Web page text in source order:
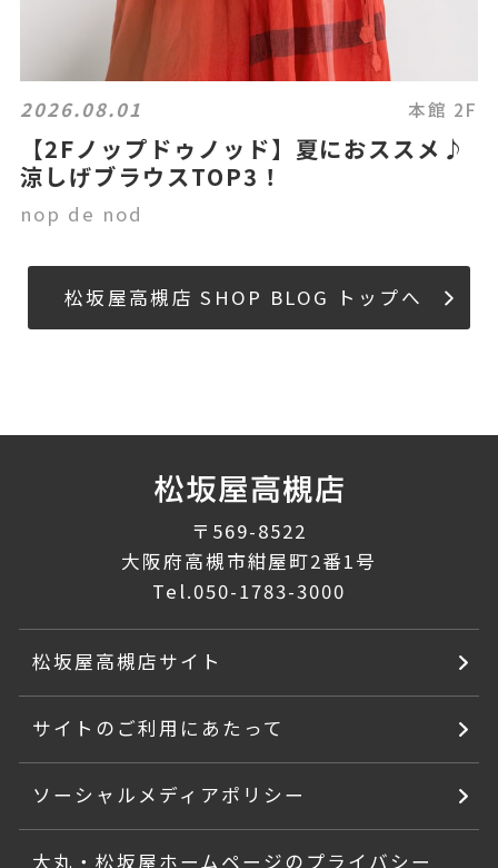
2026.08.01 本館 2F
【2Fノップドゥノッド】夏におススメ♪
涼しげブラウスTOP3！
nop de nod
松坂屋高槻店 SHOP BLOG トップへ
〒569-8522
大阪府高槻市紺屋町2番1号
Tel.050-1783-3000
松坂屋高槻店サイト
サイトのご利用にあたって
ソーシャルメディアポリシー
大丸・松坂屋ホームページのプライバシー